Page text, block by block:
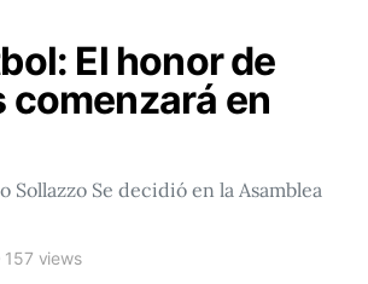
El honor de
comenzará en
Sollazzo Se decidió en la Asamblea
157 views